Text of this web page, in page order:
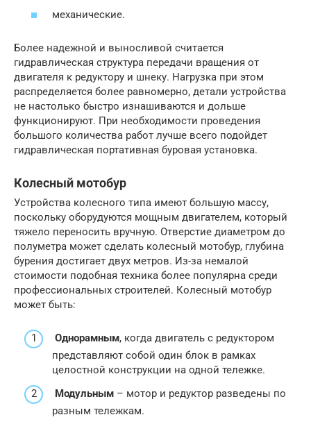
механические.
Более надежной и выносливой считается
гидравлическая структура передачи вращения от
двигателя к редуктору и шнеку. Нагрузка при этом
распределяется более равномерно, детали устройства
не настолько быстро изнашиваются и дольше
функционируют. При необходимости проведения
большого количества работ лучше всего подойдет
гидравлическая портативная буровая установка.
Колесный мотобур
Устройства колесного типа имеют большую массу,
поскольку оборудуются мощным двигателем, который
тяжело переносить вручную. Отверстие диаметром до
полуметра может сделать колесный мотобур, глубина
бурения достигает двух метров. Из-за немалой
стоимости подобная техника более популярна среди
профессиональных строителей. Колесный мотобур
может быть:
Однорамным, когда двигатель с редуктором
представляют собой один блок в рамках
целостной конструкции на одной тележке.
Модульным – мотор и редуктор разведены по
разным тележкам.